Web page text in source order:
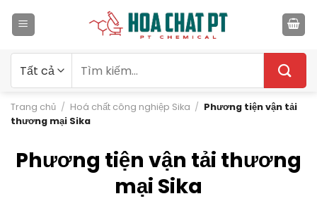
qua
kiếm:
Trang chủ / Hoá chất công nghiệp Sika / Phương tiện vận tải
thương mại Sika
Phương tiện vận tải thương
mại Sika